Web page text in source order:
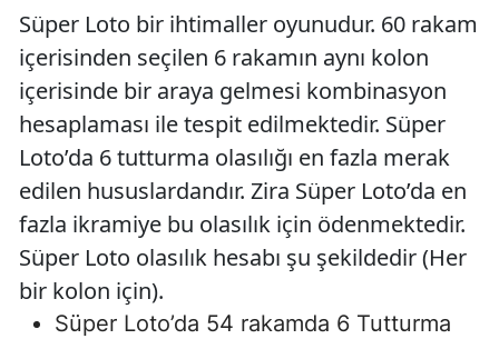
Süper Loto bir ihtimaller oyunudur. 60 rakam
içerisinden seçilen 6 rakamın aynı kolon
içerisinde bir araya gelmesi kombinasyon
hesaplaması ile tespit edilmektedir. Süper
Loto’da 6 tutturma olasılığı en fazla merak
edilen hususlardandır. Zira Süper Loto’da en
fazla ikramiye bu olasılık için ödenmektedir.
Süper Loto olasılık hesabı şu şekildedir (Her
bir kolon için).
Süper Loto’da 54 rakamda 6 Tutturma